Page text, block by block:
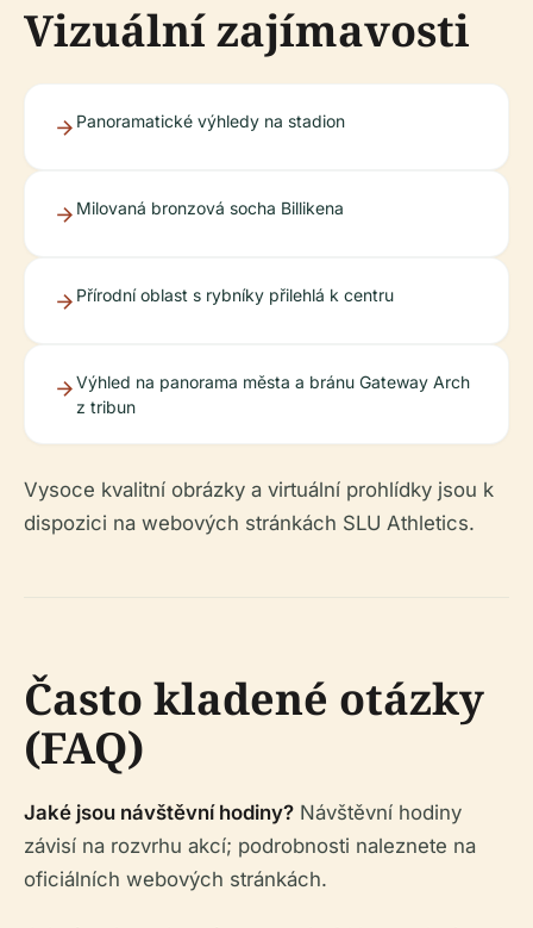
Vizuální zajímavosti
Panoramatické výhledy na stadion
Milovaná bronzová socha Billikena
Přírodní oblast s rybníky přilehlá k centru
Výhled na panorama města a bránu Gateway Arch
z tribun
Vysoce kvalitní obrázky a virtuální prohlídky jsou k
dispozici na webových stránkách SLU Athletics.
Často kladené otázky
(FAQ)
Jaké jsou návštěvní hodiny? Návštěvní hodiny
závisí na rozvrhu akcí; podrobnosti naleznete na
oficiálních webových stránkách.